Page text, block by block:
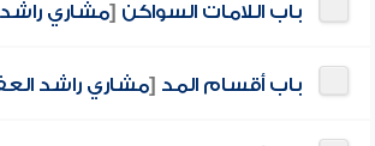
باب اللامات السواكن [مشاري
باب أقسام المد [مشاري راشد